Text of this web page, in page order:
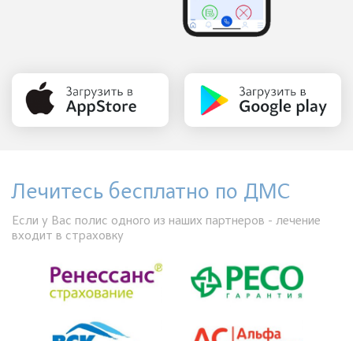
Лечитесь бесплатно по ДМС
Если у Вас полис одного из наших партнеров - лечение
входит в страховку